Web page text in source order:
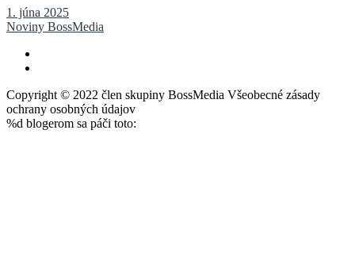
1. júna 2025
Noviny BossMedia
Copyright © 2022 člen skupiny BossMedia Všeobecné zásady
ochrany osobných údajov
%d blogerom sa páči toto: